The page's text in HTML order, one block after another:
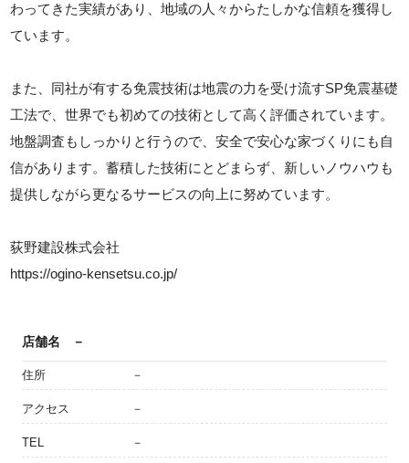
わってきた実績があり、地域の人々からたしかな信頼を獲得し
ています。
また、同社が有する免震技術は地震の力を受け流すSP免震基礎
工法で、世界でも初めての技術として高く評価されています。
地盤調査もしっかりと行うので、安全で安心な家づくりにも自
信があります。蓄積した技術にとどまらず、新しいノウハウも
提供しながら更なるサービスの向上に努めています。
荻野建設株式会社
https://ogino-kensetsu.co.jp/
店舗名 －
住所 －
アクセス －
TEL －